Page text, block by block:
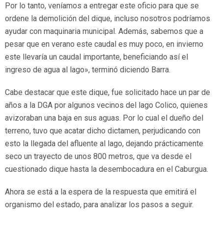
Por lo tanto, veníamos a entregar este oficio para que se
ordene la demolición del dique, incluso nosotros podríamos
ayudar con maquinaria municipal. Además, sabemos que a
pesar que en verano este caudal es muy poco, en invierno
este llevaría un caudal importante, beneficiando así el
ingreso de agua al lago», terminó diciendo Barra.
Cabe destacar que este dique, fue solicitado hace un par de
años a la DGA por algunos vecinos del lago Colico, quienes
avizoraban una baja en sus aguas. Por lo cual el dueño del
terreno, tuvo que acatar dicho dictamen, perjudicando con
esto la llegada del afluente al lago, dejando prácticamente
seco un trayecto de unos 800 metros, que va desde el
cuestionado dique hasta la desembocadura en el Caburgua.
Ahora se está a la espera de la respuesta que emitirá el
organismo del estado, para analizar los pasos a seguir.